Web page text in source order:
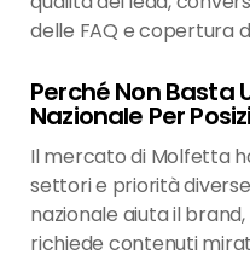
delle FAQ e copertura
Perché Non Basta
Nazionale Per
Il mercato di Molfetta
settori e priorità
nazionale aiuta il
richiede contenuti